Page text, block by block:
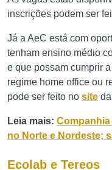
inscrições podem ser
Já a AeC está com
tenham ensino médio
e que possam cumprir
regime home office ou
pode ser feito no site
Leia mais: Companhia
no Norte e Nordeste;
Ecolab e Tereos